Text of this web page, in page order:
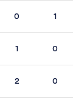
0 1
1 0
2 0